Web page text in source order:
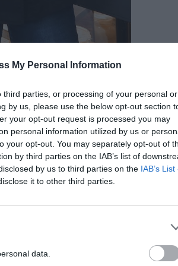
My Personal Information
parties, or processing of your personal or
by us, please use the below opt-out section
your opt-out request is processed you may
personal information utilized by us or
your opt-out. You may separately opt-out of
by third parties on the IAB’s list of
by us to third parties on the IAB’s List
it to other third parties.
data.
vegetariano en
de la